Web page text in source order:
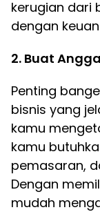
kerugian dari
dengan
2. Buat
Penting
bisnis yang
kamu
kamu
pemasaran,
Dengan
mudah